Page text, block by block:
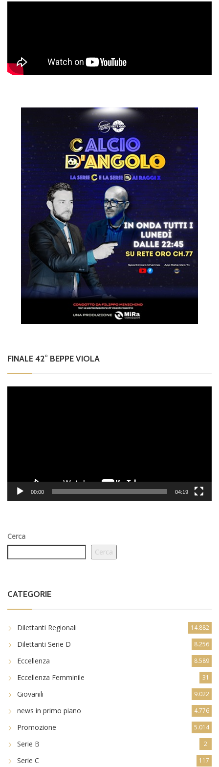
FINALE 42° BEPPE VIOLA
00:00 04:19
Cerca
Cerca
CATEGORIE
Dilettanti Regionali 14.882
Dilettanti Serie D 8.256
Eccellenza 8.589
Eccellenza Femminile 31
Giovanili 9.022
news in primo piano 4.776
Promozione 5.014
Serie B 2
Serie C 117